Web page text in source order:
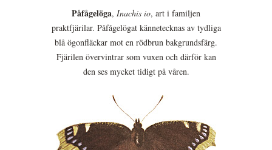
Påfågelöga, Inachis io, art i familjen
praktfjärilar. Påfågelögat kännetecknas av tydliga
blå ögonfläckar mot en rödbrun bakgrundsfärg.
Fjärilen övervintrar som vuxen och därför kan
den ses mycket tidigt på våren.